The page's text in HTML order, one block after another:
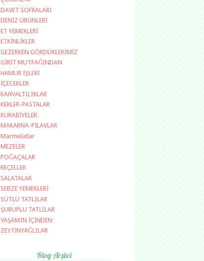
DAVET SOFRALARI
DENİZ ÜRÜNLERİ
ET YEMEKLERİ
ETKİNLİKLER
GEZERKEN GÖRDÜKLERİMİZ
GİRİT MUTFAĞINDAN
HAMUR İŞLERİ
İÇECEKLER
KAHVALTILIKLAR
KEKLER-PASTALAR
KURABİYELER
MAKARNA-PİLAVLAR
Marmelatlar
MEZELER
POĞAÇALAR
REÇELLER
SALATALAR
SEBZE YEMEKLERİ
SÜTLÜ TATLILAR
ŞURUPLU TATLILAR
YAŞAMIN İÇİNDEN
ZEYTİNYAĞLILAR
Blog Arşivi